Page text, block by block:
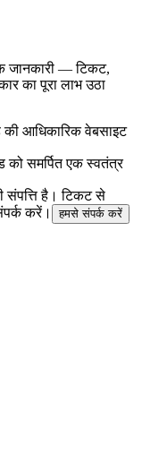
जानकारी — टिकट,
का पूरा लाभ उठा
की आधिकारिक वेबसाइट
को समर्पित एक स्वतंत्र
संपत्ति है। टिकट से
करें।
हमसे संपर्क करें